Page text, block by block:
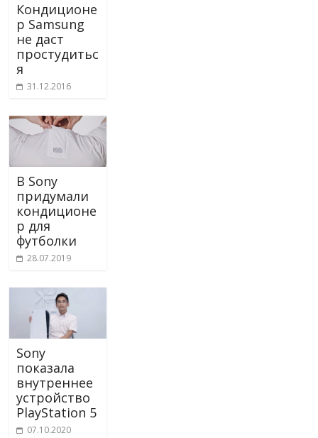
Кондиционе
р Samsung
не даст
простудитьс
я
31.12.2016
В Sony
придумали
кондиционе
р для
футболки
28.07.2019
Sony
показала
внутреннее
устройство
PlayStation 5
07.10.2020